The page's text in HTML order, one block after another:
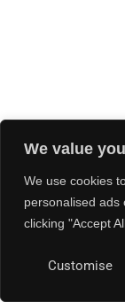
We value
We use cookies
personalised ads
clicking "Accept
Customise